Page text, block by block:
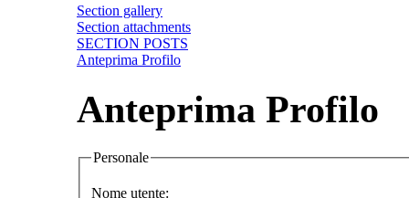
Section gallery
Section attachments
SECTION POSTS
Anteprima Profilo
Anteprima Profilo
Personale
Nome utente: